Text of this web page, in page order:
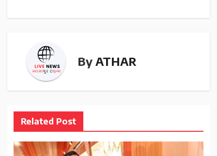
By ATHAR
Related Post